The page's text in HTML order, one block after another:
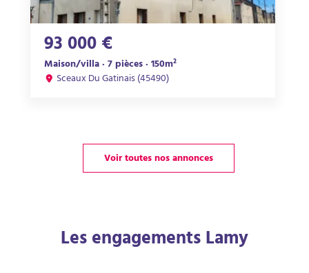
93 000 €
Maison/villa · 7 pièces · 150m²
Sceaux Du Gatinais (45490)
Voir toutes nos annonces
Les engagements Lamy